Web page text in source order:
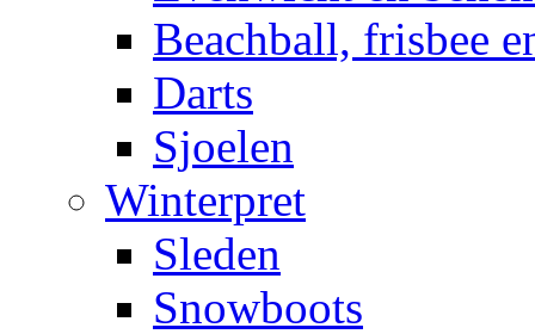
Beachball, frisbee
Darts
Sjoelen
Winterpret
Sleden
Snowboots